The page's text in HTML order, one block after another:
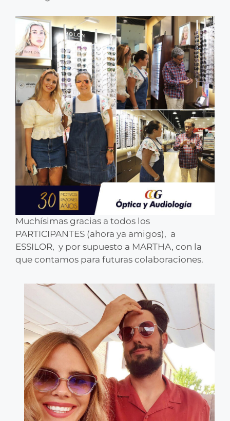
Muchísimas gracias a todos los
PARTICIPANTES (ahora ya amigos), a
ESSILOR, y por supuesto a MARTHA, con la
que contamos para futuras colaboraciones.